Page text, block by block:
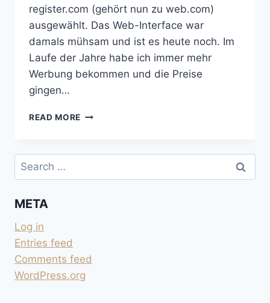
register.com (gehört nun zu web.com)
ausgewählt. Das Web-Interface war
damals mühsam und ist es heute noch. Im
Laufe der Jahre habe ich immer mehr
Werbung bekommen und die Preise
gingen…
READ MORE VON
IST
EINFACH
Search
for:
META
Log in
Entries feed
Comments feed
WordPress.org